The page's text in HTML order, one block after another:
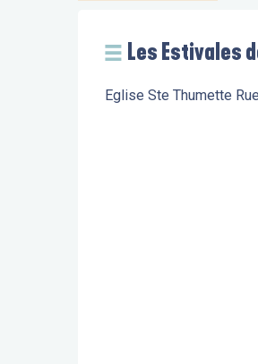
Les Estivales
Eglise Ste Thumette